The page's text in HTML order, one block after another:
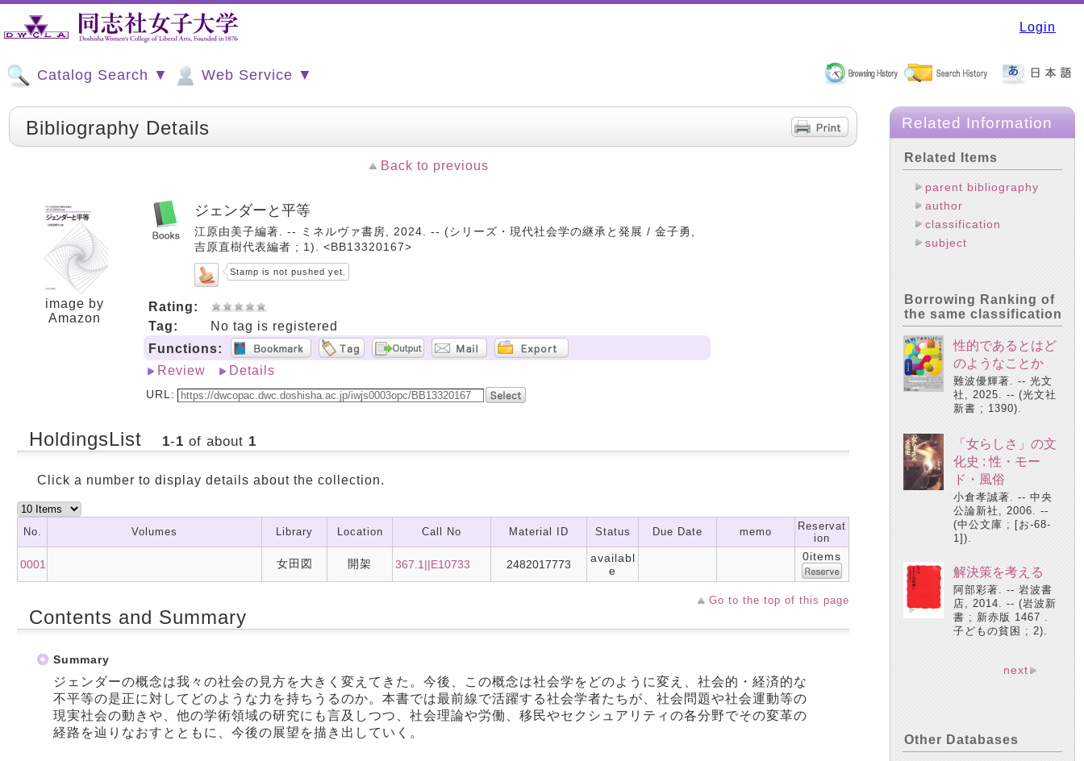
Login
Catalog Search ▼ Web Service ▼
Bibliography Details
Back to previous
image by
Amazon
ジェンダーと平等
江原由美子編著. -- ミネルヴァ書房, 2024. -- (シリーズ・現代社会学の継承と発展 / 金子勇,
吉原直樹代表編者 ; 1). <BB13320167>
Stamp is not pushed yet.
Rating:
Tag:
No tag is registered
Functions:
Review
Details
URL:
HoldingsList 1-1 of about 1
Click a number to display details about the collection.
No. Volumes Library Location Call No Material ID Status Due Date memo
Reservat
ion
0001 女田図 開架 367.1||E10733 2482017773
availabl
e
0items
Go to the top of this page
Contents and Summary
Summary
ジェンダーの概念は我々の社会の見方を大きく変えてきた。今後、この概念は社会学をどのように変え、社会的・経済的な
不平等の是正に対してどのような力を持ちうるのか。本書では最前線で活躍する社会学者たちが、社会問題や社会運動等の
現実社会の動きや、他の学術領域の研究にも言及しつつ、社会理論や労働、移民やセクシュアリティの各分野でその変革の
経路を辿りなおすとともに、今後の展望を描き出していく。
Related Information
Related Items
parent bibliography
author
classification
subject
Borrowing Ranking of
the same classification
性的であるとはど
のようなことか
難波優輝著. -- 光文
社, 2025. -- (光文社
新書 ; 1390).
「女らしさ」の文
化史 : 性・モー
ド・風俗
小倉孝誠著. -- 中央
公論新社, 2006. --
(中公文庫 ; [お-68-
1]).
解決策を考える
阿部彩著. -- 岩波書
店, 2014. -- (岩波新
書 ; 新赤版 1467 .
子どもの貧困 ; 2).
next
Other Databases